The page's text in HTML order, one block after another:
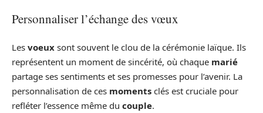
Personnaliser l’échange des vœux
Les voeux sont souvent le clou de la cérémonie laïque. Ils
représentent un moment de sincérité, où chaque marié
partage ses sentiments et ses promesses pour l’avenir. La
personnalisation de ces moments clés est cruciale pour
refléter l’essence même du couple.